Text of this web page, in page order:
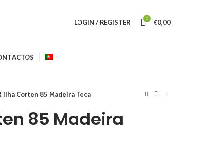
LOGIN / REGISTER 0 €0,00
Ilha Corten 85 Madeira Teca
85 Madeira